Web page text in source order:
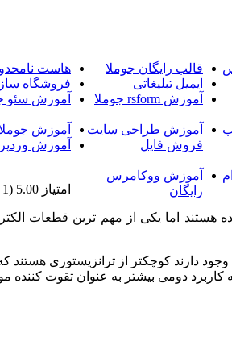
قالب رایگان جوملا هاست
ایمیل تبلیغاتی فروشگاه ساز
آموزش rsform جوملا آموزش سئو
آموزش طراحی سایت
فروش فایل
آموزش
آموزش
آموزش ووکامرس
رایگان
امتیاز 5.00 (1 رای)
اما یکی از مهم ترین قطعات
هایی که در پنتیوم وجود دارند کوچکتر از
کاربرد دومی بیشتر به عنوان تقوت